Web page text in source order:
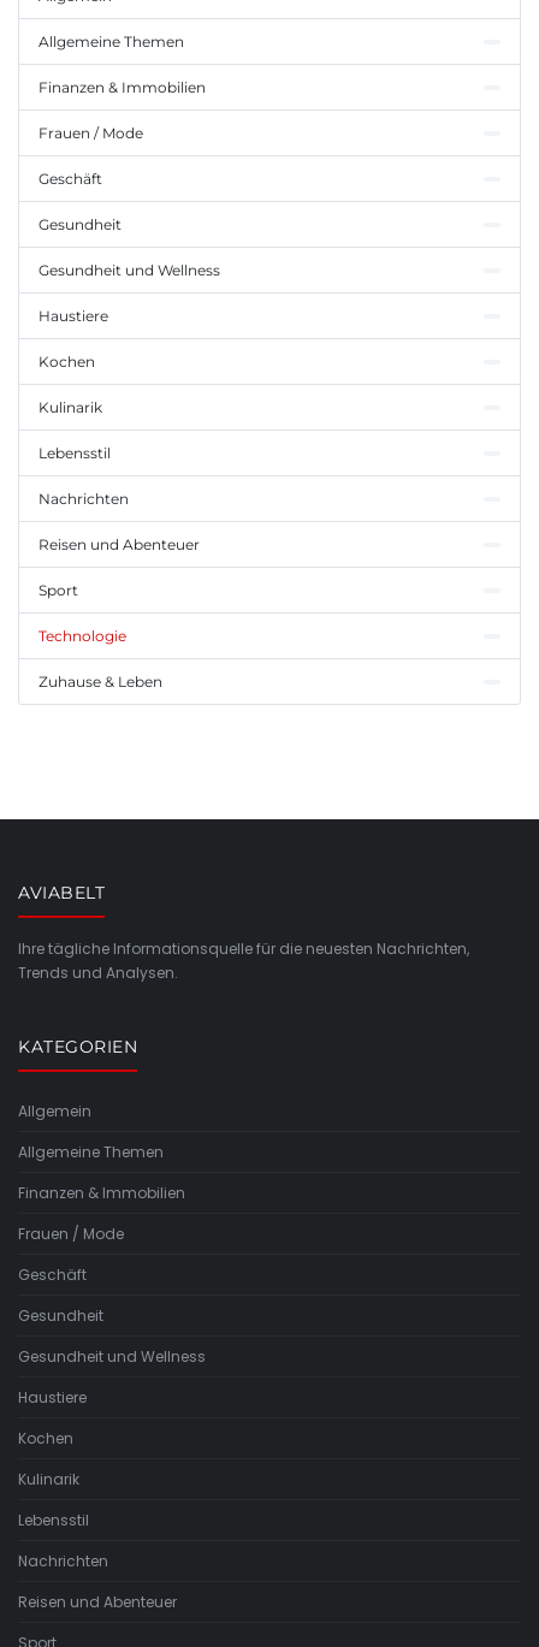
Allgemeine Themen
Finanzen & Immobilien
Frauen / Mode
Geschäft
Gesundheit
Gesundheit und Wellness
Haustiere
Kochen
Kulinarik
Lebensstil
Nachrichten
Reisen und Abenteuer
Sport
Technologie
Zuhause & Leben
AVIABELT
Ihre tägliche Informationsquelle für die neuesten Nachrichten,
Trends und Analysen.
KATEGORIEN
Allgemein
Allgemeine Themen
Finanzen & Immobilien
Frauen / Mode
Geschäft
Gesundheit
Gesundheit und Wellness
Haustiere
Kochen
Kulinarik
Lebensstil
Nachrichten
Reisen und Abenteuer